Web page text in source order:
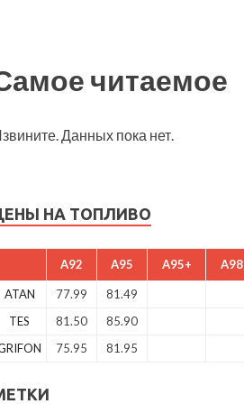
читаемое
Данных пока нет.
НА ТОПЛИВО
A92 A95 A95+ A98
ATAN 77.99 81.49
TES
81.50 85.90
75.95 81.95